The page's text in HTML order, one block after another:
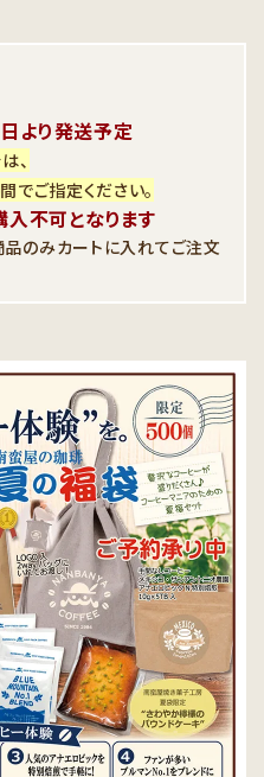
より発送予定
、
でご指定ください。
不可となります
のみカートに入れてご注文